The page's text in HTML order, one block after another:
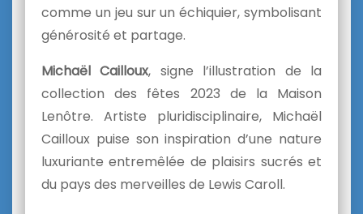
comme un jeu sur un échiquier, symbolisant
générosité et partage.
Michaël Cailloux, signe l’illustration de la
collection des fêtes 2023 de la Maison
Lenôtre. Artiste pluridisciplinaire, Michaël
Cailloux puise son inspiration d’une nature
luxuriante entremêlée de plaisirs sucrés et
du pays des merveilles de Lewis Caroll.